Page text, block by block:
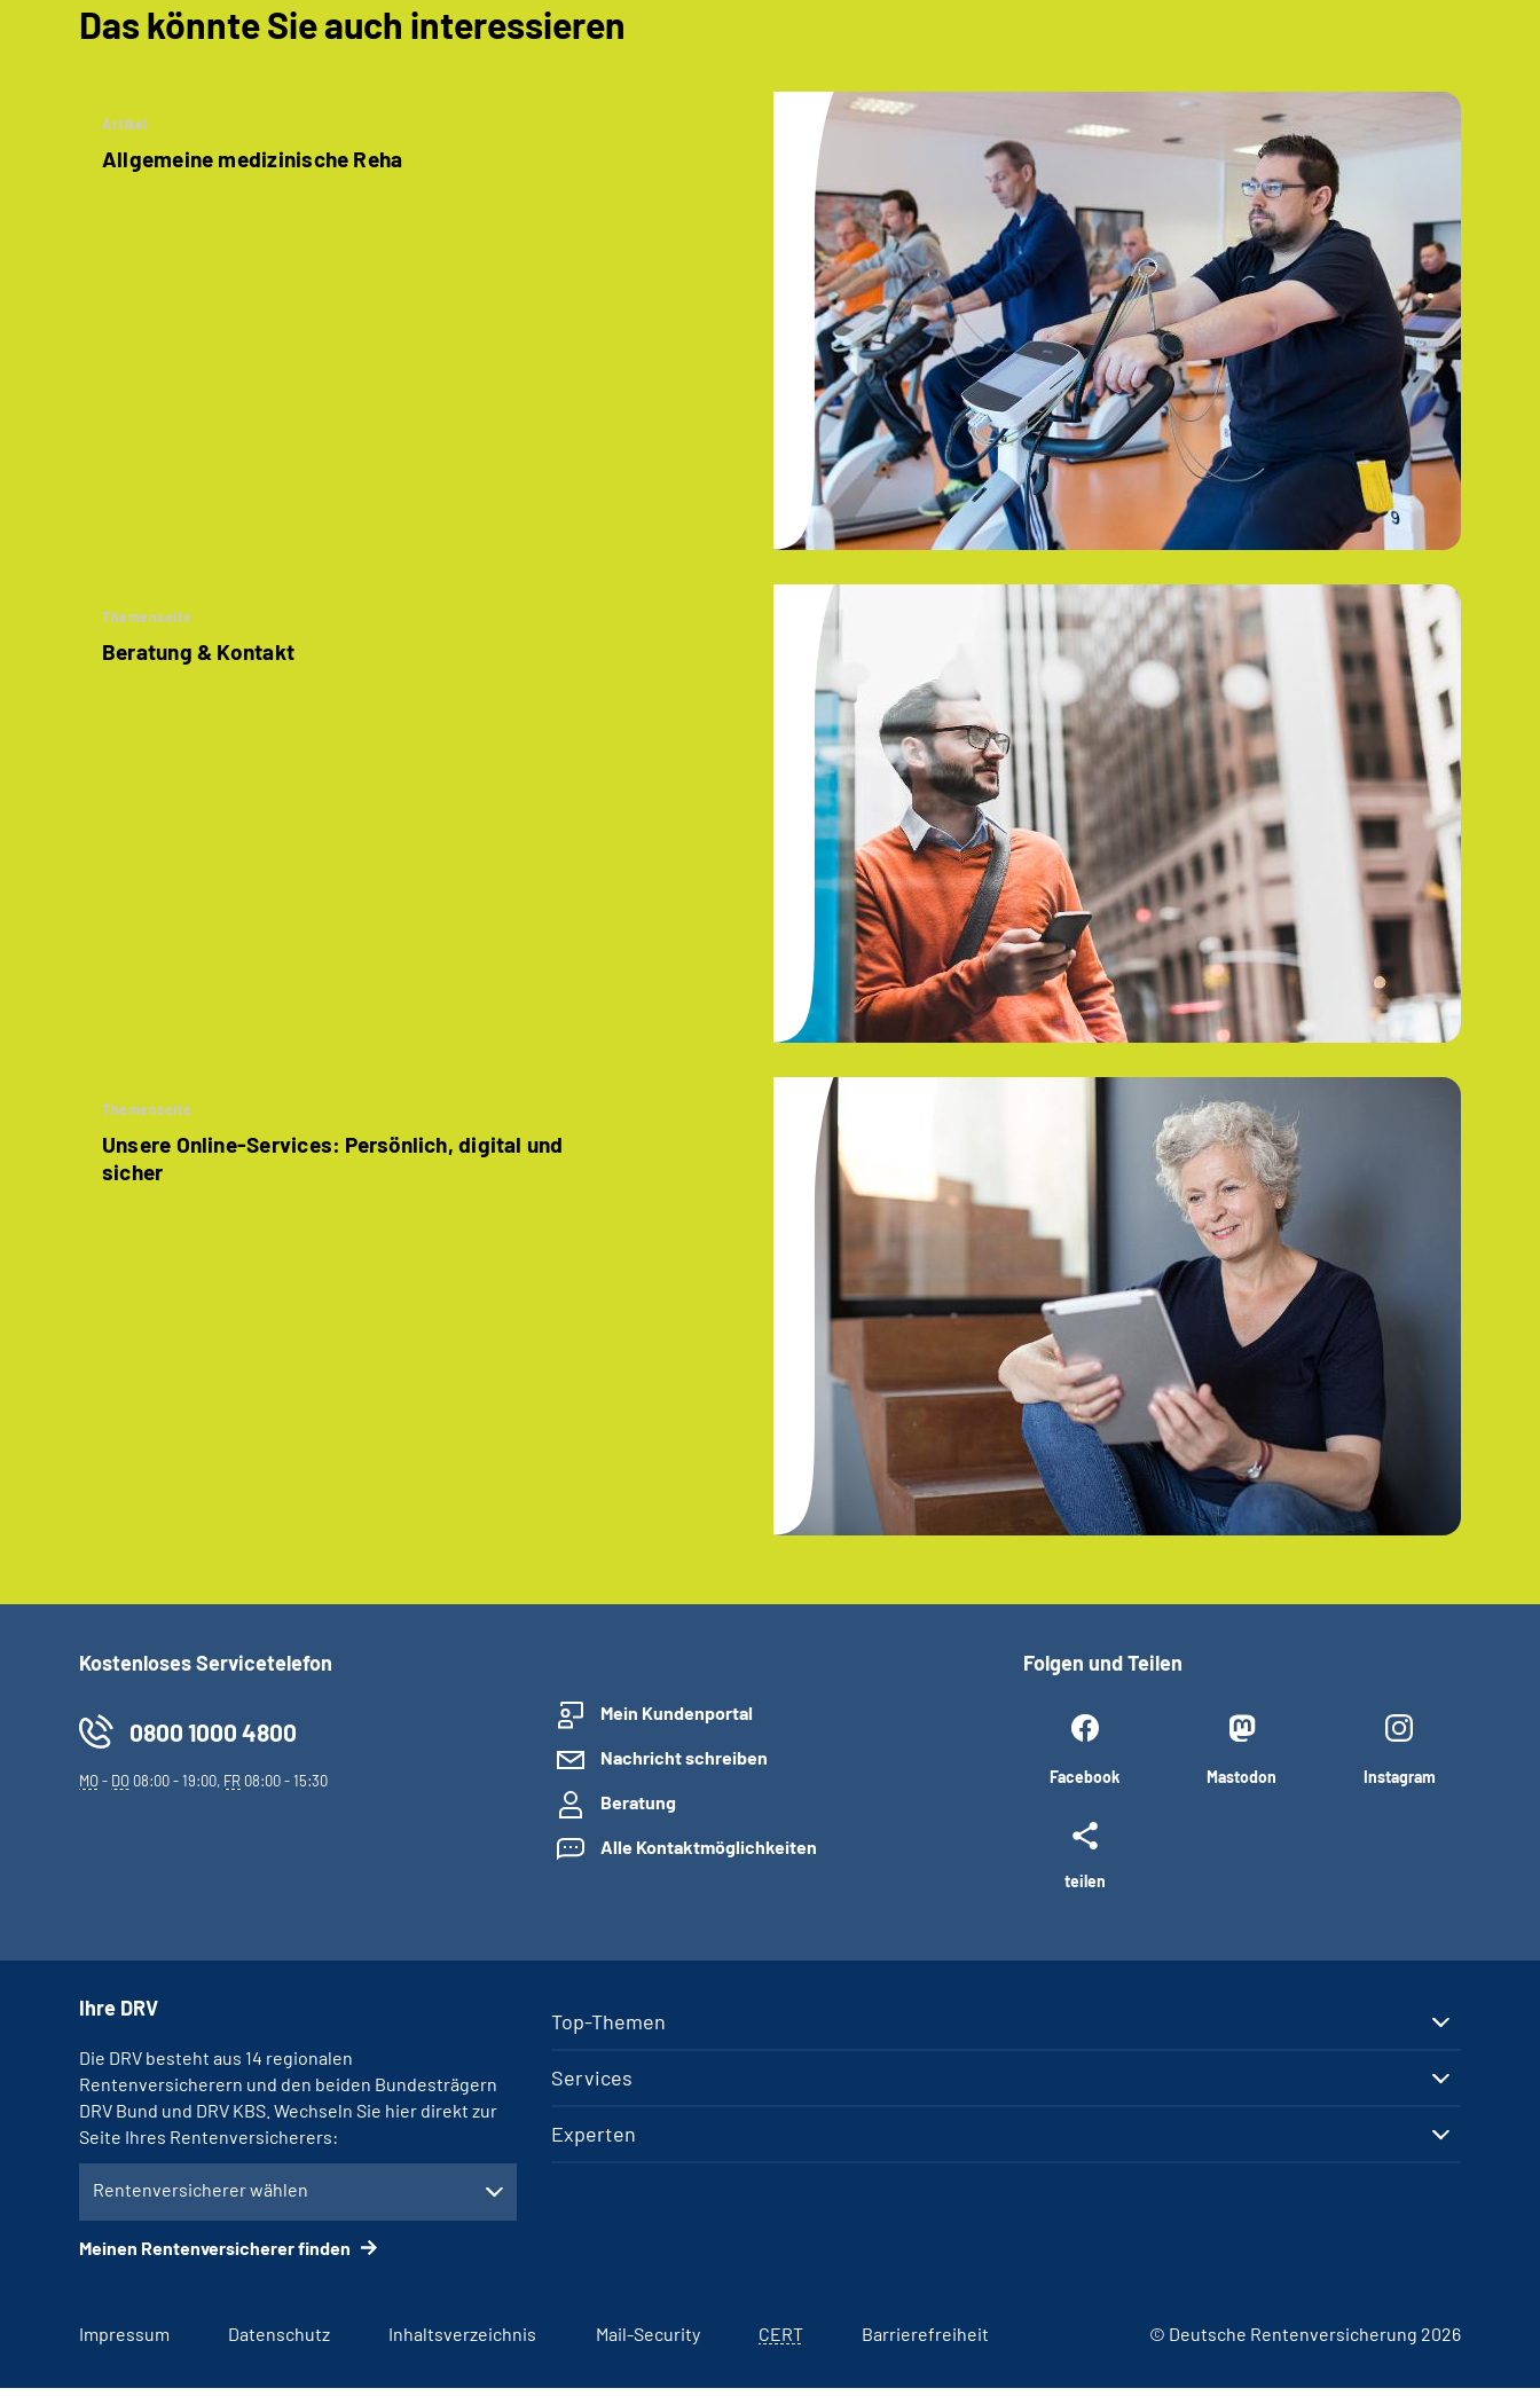
Das könnte Sie auch interessieren
Artikel
Allgemeine medizinische Reha
Themenseite
Beratung & Kontakt
Themenseite
Unsere Online-Services: Persönlich, digital und
sicher
Kostenloses Servicetelefon
0800 1000 4800
MO- DO 08:00 - 19:00, FR 08:00 - 15:30
Mein Kundenportal
Nachricht schreiben
Beratung
Alle Kontaktmöglichkeiten
Folgen und Teilen
Facebook Mastodon Instagram
teilen
Top-Themen
Services
Experten
Ihre DRV
Die DRV besteht aus 14 regionalen
Rentenversicherern und den beiden Bundesträgern
DRV Bund und DRV KBS. Wechseln Sie hier direkt zur
Seite Ihres Rentenversicherers:
Rentenversicherer wählen
Meinen Rentenversicherer finden
Impressum Datenschutz Inhaltsverzeichnis Mail-Security CERT Barrierefreiheit © Deutsche Rentenversicherung 2026